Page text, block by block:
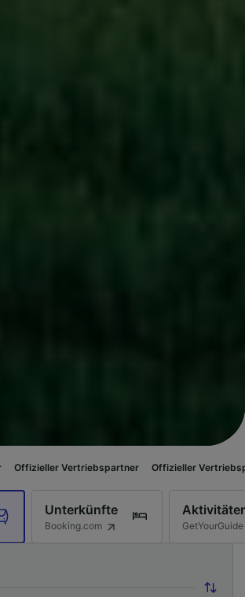
Offizieller Vertriebspartner
Unterkünfte
Booking.com GetYourGuide